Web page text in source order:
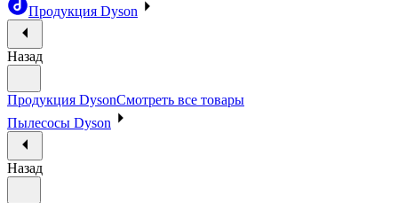
Продукция Dyson
Назад
Продукция DysonСмотреть все товары
Пылесосы Dyson
Назад